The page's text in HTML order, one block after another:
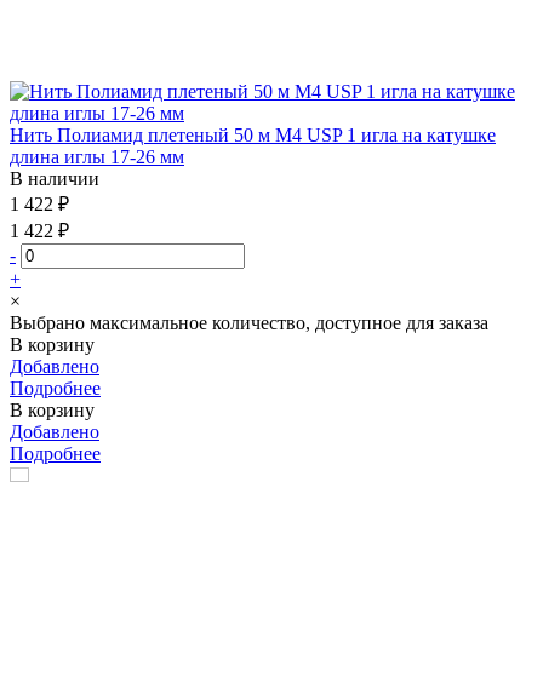
Нить Полиамид плетеный 50 м М4 USP 1 игла на катушке
длина иглы 17-26 мм
В наличии
1 422 ₽
1 422 ₽
-
+
×
Выбрано максимальное количество, доступное для заказа
В корзину
Добавлено
Подробнее
В корзину
Добавлено
Подробнее